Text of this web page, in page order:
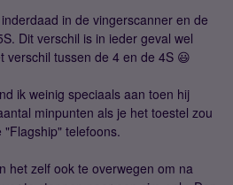
in de vingerscanner en de
Dit verschil is in ieder geval wel
verschil tussen de 4 en de 4S 😃
ik weinig speciaals aan toen hij
minpunten als je het toestel zou
telefoons.
het zelf ook te overwegen om na